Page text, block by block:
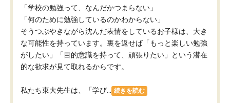
「学校の勉強って、なんだかつまらない」
「何のために勉強しているのかわからない」
そうつぶやきながら沈んだ表情をしているお子様は、大き
な可能性を持っています。裏を返せば「もっと楽しい勉強
がしたい」「目的意識を持って、頑張りたい」という潜在
的な欲求が見て取れるからです。
私たち東大先生は、「学び... 続きを読む